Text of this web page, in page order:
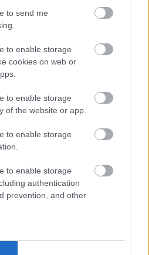
to send me
to enable storage
cookies on web or
to enable storage
of the website or app.
to enable storage
to enable storage
authentication
prevention, and other
#larger than
gnome
Evolved